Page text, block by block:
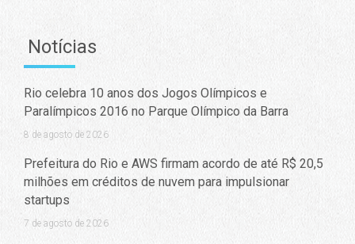
Notícias
Rio celebra 10 anos dos Jogos Olímpicos e
Paralímpicos 2016 no Parque Olímpico da Barra
8 de agosto de 2026
Prefeitura do Rio e AWS firmam acordo de até R$ 20,5
milhões em créditos de nuvem para impulsionar
startups
7 de agosto de 2026